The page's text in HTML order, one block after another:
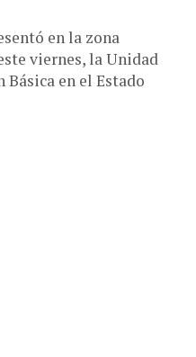
en la zona
viernes, la Unidad
Básica en el Estado